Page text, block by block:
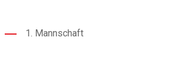
1. Mannschaft